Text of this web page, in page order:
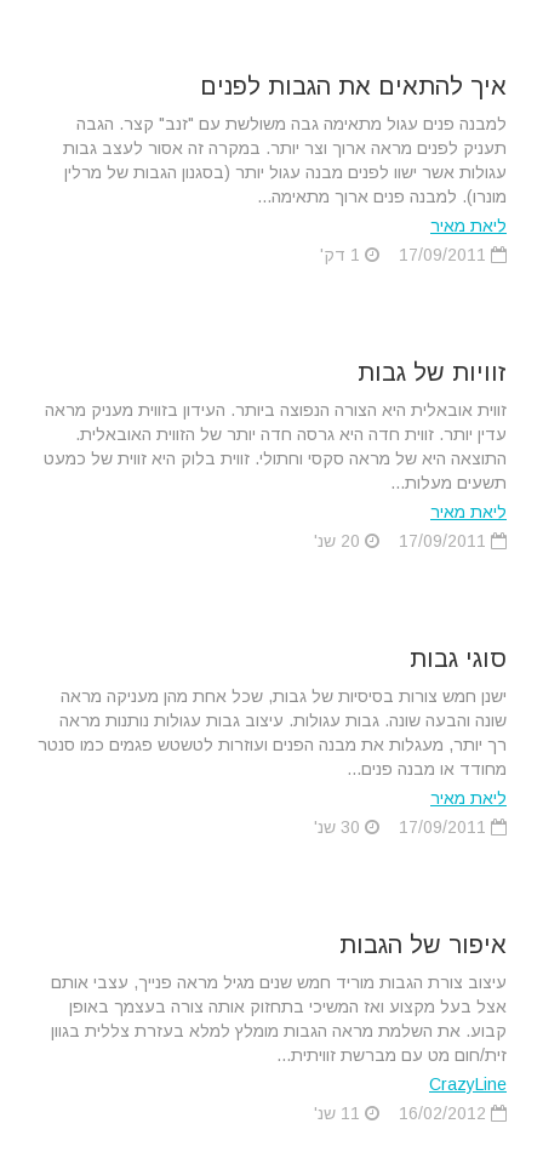
איך להתאים את הגבות לפנים
למבנה פנים עגול מתאימה גבה משולשת עם "זנב" קצר. הגבה
תעניק לפנים מראה ארוך וצר יותר. במקרה זה אסור לעצב גבות
עגולות אשר ישוו לפנים מבנה עגול יותר (בסגנון הגבות של מרלין
מונרו). למבנה פנים ארוך מתאימה...
ליאת מאיר
זוויות של גבות
זווית אובאלית היא הצורה הנפוצה ביותר. העידון בזווית מעניק מראה
עדין יותר. זווית חדה היא גרסה חדה יותר של הזווית האובאלית.
התוצאה היא של מראה סקסי וחתולי. זווית בלוק היא זווית של כמעט
תשעים מעלות...
ליאת מאיר
סוגי גבות
ישנן חמש צורות בסיסיות של גבות, שכל אחת מהן מעניקה מראה
שונה והבעה שונה. גבות עגולות. עיצוב גבות עגולות נותנות מראה
רך יותר, מעגלות את מבנה הפנים ועוזרות לטשטש פגמים כמו סנטר
מחודד או מבנה פנים...
ליאת מאיר
איפור של הגבות
עיצוב צורת הגבות מוריד חמש שנים מגיל מראה פנייך, עצבי אותם
אצל בעל מקצוע ואז המשיכי בתחזוק אותה צורה בעצמך באופן
קבוע. את השלמת מראה הגבות מומלץ למלא בעזרת צללית בגוון
זית/חום מט עם מברשת זוויתית...
CrazyLine